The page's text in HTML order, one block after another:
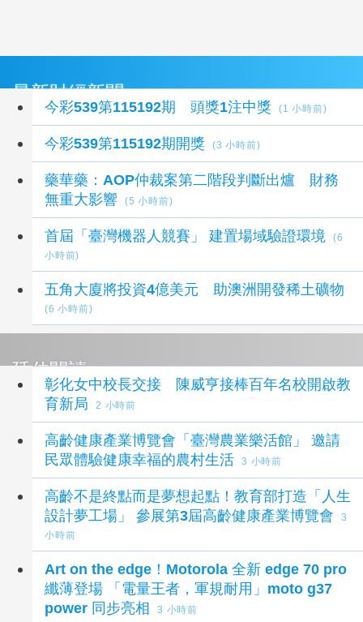
最新財經新聞
今彩539第115192期 頭獎1注中獎 (1 小時前)
今彩539第115192期開獎 (3 小時前)
藥華藥：AOP仲裁案第二階段判斷出爐 財務
無重大影響
(5 小時前)
首屆「臺灣機器人競賽」 建置場域驗證環境
(6
小時前)
五角大廈將投資4億美元 助澳洲開發稀土礦物
(6 小時前)
延伸閱讀
彰化女中校長交接 陳威亨接棒百年名校開啟教
育新局
2 小時前
高齡健康產業博覽會「臺灣農業樂活館」 邀請
民眾體驗健康幸福的農村生活
3 小時前
高齡不是終點而是夢想起點！教育部打造「人生
設計夢工場」 參展第3屆高齡健康產業博覽會
3
小時前
Art on the edge！Motorola 全新 edge 70 pro
纖薄登場 「電量王者，軍規耐用」moto g37
power 同步亮相
3 小時前